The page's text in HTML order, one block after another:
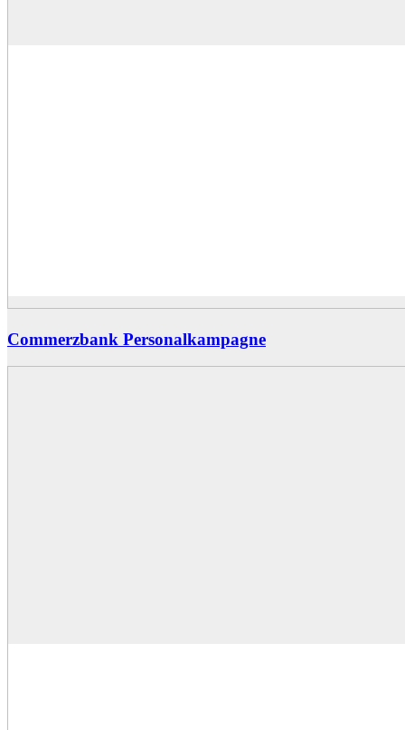
Commerzbank Personalkampagne